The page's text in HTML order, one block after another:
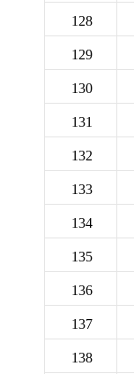
128
129
130
131
132
133
134
135
136
137
138